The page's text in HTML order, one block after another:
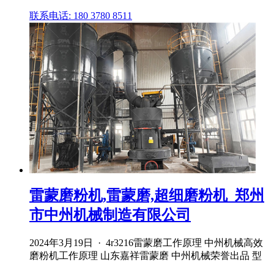
联系电话: 180 3780 8511
雷蒙磨粉机,雷蒙磨,超细磨粉机_郑州
市中州机械制造有限公司
2024年3月19日 · 4r3216雷蒙磨工作原理 中州机械高效
磨粉机工作原理 山东嘉祥雷蒙磨 中州机械荣誉出品 型